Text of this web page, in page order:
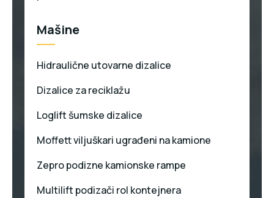
Mašine
Hidraulične utovarne dizalice
Dizalice za reciklažu
Loglift šumske dizalice
Moffett viljuškari ugrađeni na kamione
Zepro podizne kamionske rampe
Multilift podizači rol kontejnera